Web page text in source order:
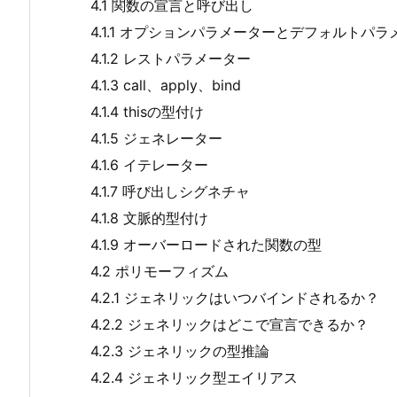
4.1 関数の宣言と呼び出し
4.1.1 オプションパラメーターとデフォルトパラ
4.1.2 レストパラメーター
4.1.3 call、apply、bind
4.1.4 thisの型付け
4.1.5 ジェネレーター
4.1.6 イテレーター
4.1.7 呼び出しシグネチャ
4.1.8 文脈的型付け
4.1.9 オーバーロードされた関数の型
4.2 ポリモーフィズム
4.2.1 ジェネリックはいつバインドされるか？
4.2.2 ジェネリックはどこで宣言できるか？
4.2.3 ジェネリックの型推論
4.2.4 ジェネリック型エイリアス